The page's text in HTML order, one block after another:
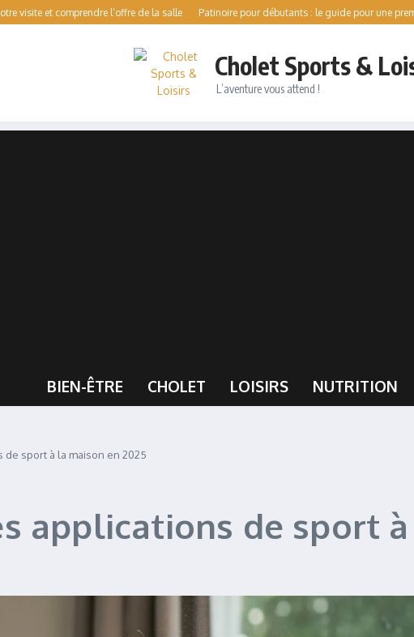
et comprendre l’offre de la salle Patinoire pour débutants : le guide pour une première
Cholet Sports &
L’aventure vous attend !
BIEN-ÊTRE CHOLET LOISIRS NUTRITION
sport à la maison en 2025
applications de sport